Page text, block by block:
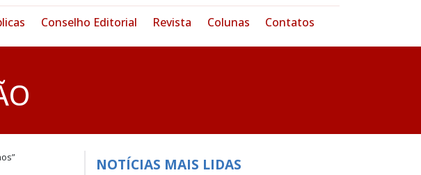
Conselho Editorial Revista Colunas Contatos
NOTÍCIAS MAIS LIDAS